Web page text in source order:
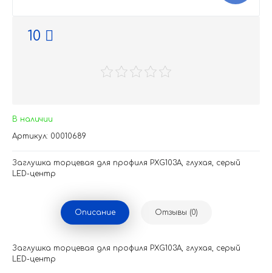
10
В наличии
Артикул: 00010689
Заглушка торцевая для профиля PXG103A, глухая, серый
LED-центр
Описание Отзывы (0)
Заглушка торцевая для профиля PXG103A, глухая, серый
LED-центр